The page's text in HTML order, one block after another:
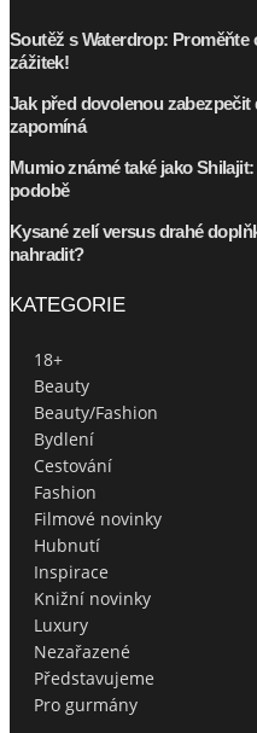
Soutěž s Waterdrop:
zážitek!
Jak před dovolenou
zapomíná
Mumio známé také jako
podobě
Kysané zelí versus drahé
nahradit?
KATEGORIE
18+
Beauty
Beauty/Fashion
Bydlení
Cestování
Fashion
Filmové novinky
Hubnutí
Inspirace
Knižní novinky
Luxury
Nezařazené
Představujeme
Pro gurmány